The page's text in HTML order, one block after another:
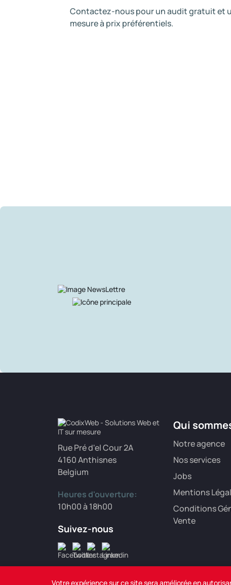
Contactez-nous pour un audit gratuit et
mesure à prix préférentiels.
Rue Pré d'el Cour 2A
4160 Anthisnes
Belgium
Heures d'ouverture:
10h00 à 18h00
Suivez-nous
Qui
Notre agence
Nos services
Jobs
Mentions
Conditions
Vente
Votre expérience sur ce site sera améliorée en